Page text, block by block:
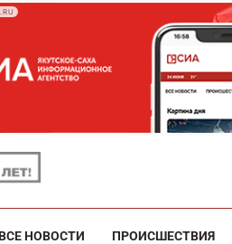
НОВОСТИ ПРОИСШЕСТВИЯ